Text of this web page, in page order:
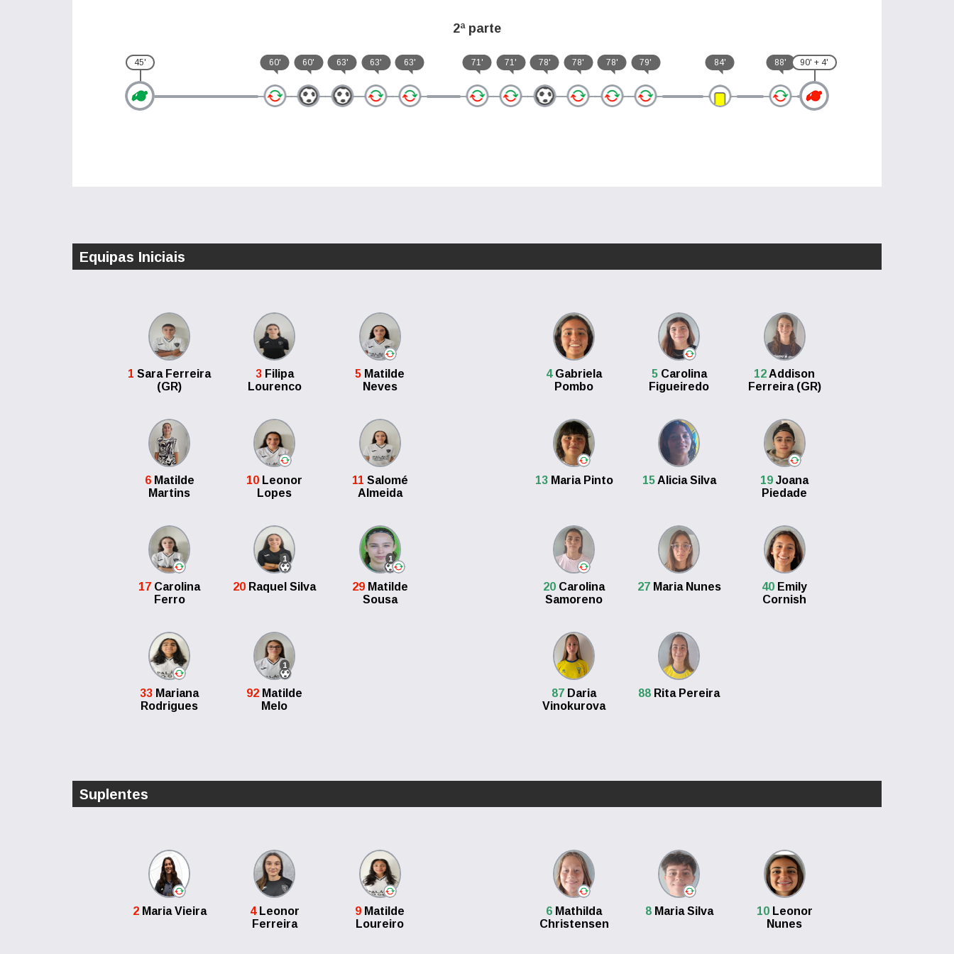
2ª parte
45' 60' 60' 63' 63' 63' 71' 71' 78' 78' 78' 79' 84' 88' 90' + 4'
Equipas Iniciais
1 Sara Ferreira
(GR)
3Filipa
Lourenco
5 Matilde
Neves
6Matilde
Martins
10 Leonor
Lopes
11 Salomé
Almeida
17 Carolina
Ferro
1
20 Raquel Silva
1
29Matilde
Sousa
33 Mariana
Rodrigues
1
92 Matilde
Melo
4Gabriela
Pombo
5Carolina
Figueiredo
12Addison
Ferreira (GR)
13Maria Pinto 15Alicia Silva 19 Joana
Piedade
20 Carolina
Samoreno
27Maria Nunes 40 Emily
Cornish
87 Daria
Vinokurova
88 Rita Pereira
Suplentes
2Maria Vieira 4Leonor
Ferreira
9 Matilde
Loureiro
6 Mathilda
Christensen
8Maria Silva 10Leonor
Nunes